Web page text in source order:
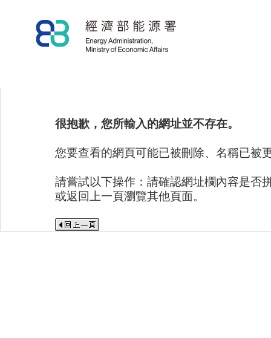
很抱歉，您所輸入的網址並不存在。
您要查看的網頁可能已被刪除、名稱已被
請嘗試以下操作：請確認網址欄內容是否
或返回上一頁瀏覽其他頁面。